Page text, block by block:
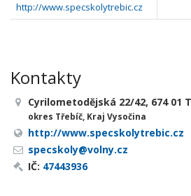
http://www.specskolytrebic.cz
Kontakty
Cyrilometodějská 22/42, 674 01
okres Třebíč, Kraj Vysočina
http://www.specskolytrebic.cz
specskoly@volny.cz
IČ: 47443936